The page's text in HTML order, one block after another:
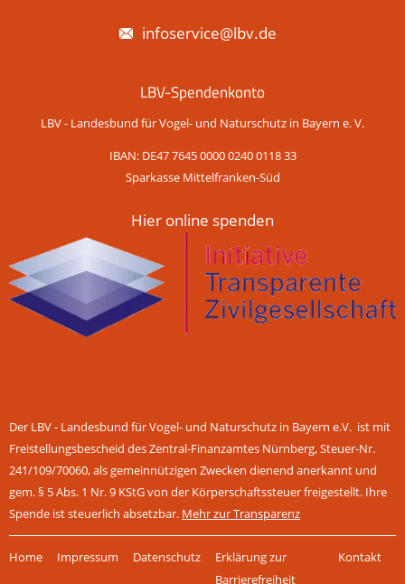
infoservice@lbv.de
LBV-Spendenkonto
LBV - Landesbund für Vogel- und Naturschutz in Bayern e. V.
IBAN: DE47 7645 0000 0240 0118 33
Sparkasse Mittelfranken-Süd
Hier online spenden
Der LBV - Landesbund für Vogel- und Naturschutz in Bayern e.V. ist mit
Freistellungsbescheid des Zentral-Finanzamtes Nürnberg, Steuer-Nr.
241/109/70060, als gemeinnützigen Zwecken dienend anerkannt und
gem. § 5 Abs. 1 Nr. 9 KStG von der Körperschaftssteuer freigestellt. Ihre
Spende ist steuerlich absetzbar. Mehr zur Transparenz
überspringen
Home Impressum Datenschutz
Erklärung zur
Barrierefreiheit
Kontakt